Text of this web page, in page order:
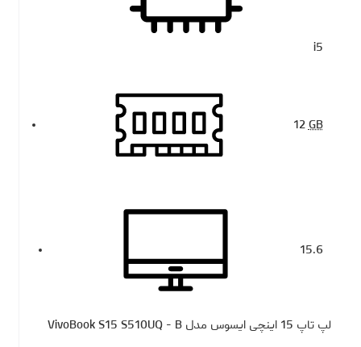
i5
12GB
15.6
لپ تاپ 15 اینچی ایسوس مدل VivoBook S15 S510UQ - B